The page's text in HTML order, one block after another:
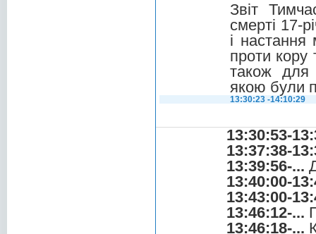
Звіт
смерті 17-
і настання
проти кору
також для
якою були
13:30:23 -14:10:29
13:30:53-
13:37:38-
13:39:56-...
13:40:00-
13:43:00-
13:46:12-...
13:46:18-...